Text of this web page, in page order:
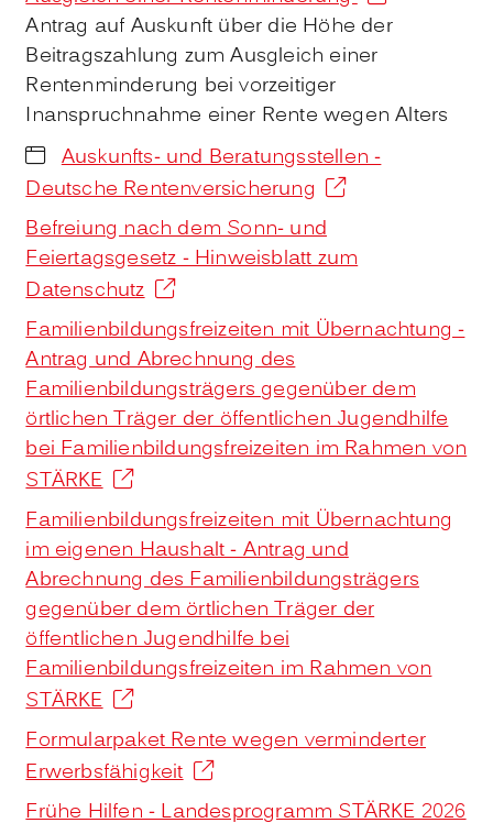
Antrag auf Auskunft über die Höhe der
Beitragszahlung zum Ausgleich einer
Rentenminderung bei vorzeitiger
Inanspruchnahme einer Rente wegen Alters
Auskunfts- und Beratungsstellen -
Deutsche Rentenversicherung
Befreiung nach dem Sonn- und
Feiertagsgesetz - Hinweisblatt zum
Datenschutz
Familienbildungsfreizeiten mit Übernachtung -
Antrag und Abrechnung des
Familienbildungsträgers gegenüber dem
örtlichen Träger der öffentlichen Jugendhilfe
bei Familienbildungsfreizeiten im Rahmen von
STÄRKE
Familienbildungsfreizeiten mit Übernachtung
im eigenen Haushalt - Antrag und
Abrechnung des Familienbildungsträgers
gegenüber dem örtlichen Träger der
öffentlichen Jugendhilfe bei
Familienbildungsfreizeiten im Rahmen von
STÄRKE
Formularpaket Rente wegen verminderter
Erwerbsfähigkeit
Frühe Hilfen - Landesprogramm STÄRKE 2026